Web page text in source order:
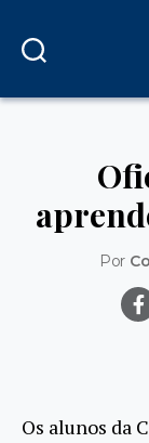
Por
Os alunos da